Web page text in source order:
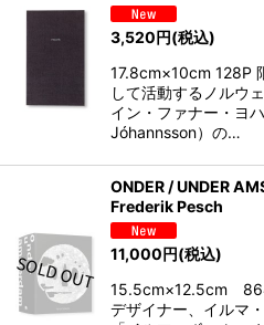
3,520円(税込)
17.8cm×10cm 128P
して活動するノルウ
イン・ファナー・ヨ
Jóhannsson）の…
ONDER / UNDER
Frederik Pesch
11,000円(税込)
15.5cm×12.5cm
デザイナー、イルマ